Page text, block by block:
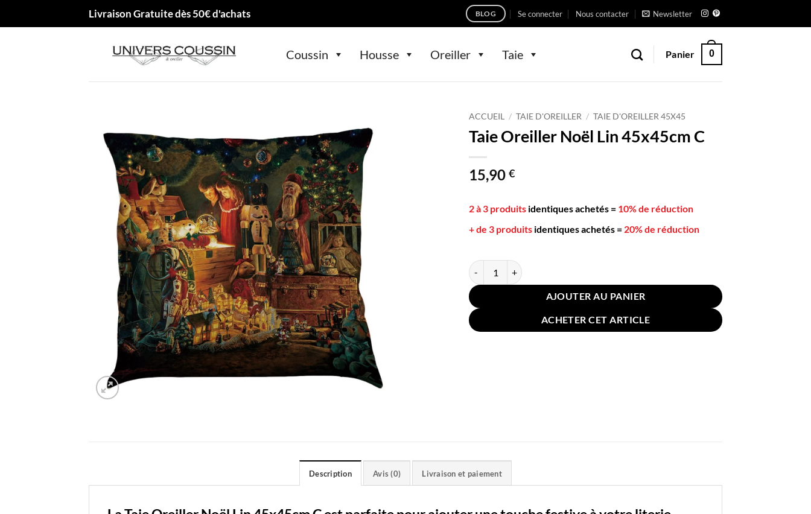
Livraison Gratuite dès 50€ d'achats BLOG Se connecter Nous contacter Newsletter
Coussin Housse Oreiller Taie Panier 0
ACCUEIL / TAIE D'OREILLER / TAIE D'OREILLER 45X45
Taie Oreiller Noël Lin 45x45cm C
15,90 €
2 à 3 produits identiques achetés = 10% de réduction
+ de 3 produits identiques achetés = 20% de réduction
quantité de Taie Oreiller Noël Lin 45x45cm C
AJOUTER AU PANIER
ACHETER CET ARTICLE
Description Avis (0) Livraison et paiement